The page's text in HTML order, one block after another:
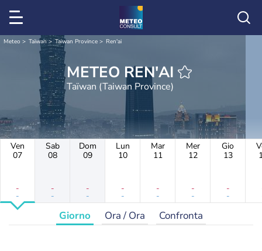
Meteo Taïwan Taiwan Province Ren'ai
METEO REN'AI
Taïwan (Taiwan Province)
Ven
07
-
-
Sab
08
-
-
Dom
09
-
-
Lun
10
-
-
Mar
11
-
-
Mer
12
-
-
Gio
13
-
-
Giorno Ora / Ora Confronta